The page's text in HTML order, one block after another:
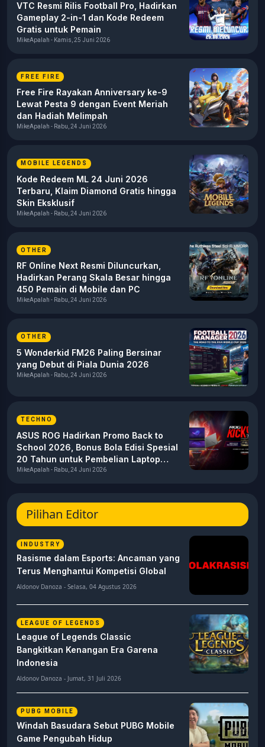
VTC Resmi Rilis Football Pro, Hadirkan
Gameplay 2-in-1 dan Kode Redeem
Gratis untuk Pemain
MikeApalah - Kamis, 25 Juni 2026
FREE FIRE
Free Fire Rayakan Anniversary ke-9
Lewat Pesta 9 dengan Event Meriah
dan Hadiah Melimpah
MikeApalah - Rabu, 24 Juni 2026
MOBILE LEGENDS
Kode Redeem ML 24 Juni 2026
Terbaru, Klaim Diamond Gratis hingga
Skin Eksklusif
MikeApalah - Rabu, 24 Juni 2026
OTHER
RF Online Next Resmi Diluncurkan,
Hadirkan Perang Skala Besar hingga
450 Pemain di Mobile dan PC
MikeApalah - Rabu, 24 Juni 2026
OTHER
5 Wonderkid FM26 Paling Bersinar
yang Debut di Piala Dunia 2026
MikeApalah - Rabu, 24 Juni 2026
TECHNO
ASUS ROG Hadirkan Promo Back to
School 2026, Bonus Bola Edisi Spesial
20 Tahun untuk Pembelian Laptop
Gaming
MikeApalah - Rabu, 24 Juni 2026
Pilihan Editor
INDUSTRY
Rasisme dalam Esports: Ancaman yang
Terus Menghantui Kompetisi Global
Aldonov Danoza - Selasa, 04 Agustus 2026
LEAGUE OF LEGENDS
League of Legends Classic
Bangkitkan Kenangan Era Garena
Indonesia
Aldonov Danoza - Jumat, 31 Juli 2026
PUBG MOBILE
Windah Basudara Sebut PUBG Mobile
Game Pengubah Hidup